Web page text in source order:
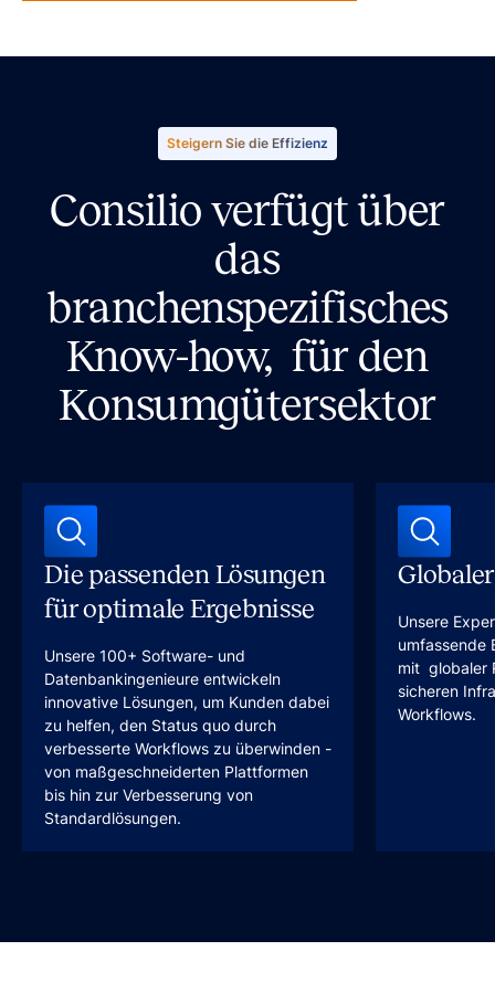
Steigern Sie die Effizienz
Consilio verfügt über
das
branchenspezifisches
Know-how, für den
Konsumgütersektor
Die passenden Lösungen
für optimale Ergebnisse
Unsere 100+ Software- und
Datenbankingenieure entwickeln
innovative Lösungen, um Kunden dabei
zu helfen, den Status quo durch
verbesserte Workflows zu überwinden -
von maßgeschneiderten Plattformen
bis hin zur Verbesserung von
Standardlösungen.
Unsere
umfassende
mit globaler
sicheren
Workflows.